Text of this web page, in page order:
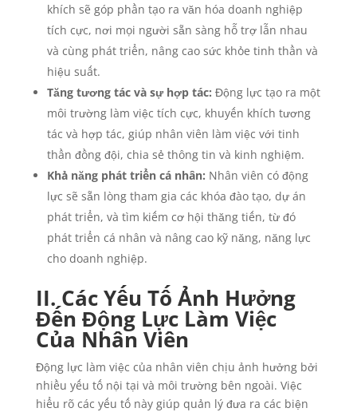
khích sẽ góp phần tạo ra văn hóa doanh nghiệp
tích cực, nơi mọi người sẵn sàng hỗ trợ lẫn nhau
và cùng phát triển, nâng cao sức khỏe tinh thần và
hiệu suất.
Tăng tương tác và sự hợp tác: Động lực tạo ra một
môi trường làm việc tích cực, khuyến khích tương
tác và hợp tác, giúp nhân viên làm việc với tinh
thần đồng đội, chia sẻ thông tin và kinh nghiệm.
Khả năng phát triển cá nhân: Nhân viên có động
lực sẽ sẵn lòng tham gia các khóa đào tạo, dự án
phát triển, và tìm kiếm cơ hội thăng tiến, từ đó
phát triển cá nhân và nâng cao kỹ năng, năng lực
cho doanh nghiệp.
II. Các Yếu Tố Ảnh Hưởng
Đến Động Lực Làm Việc
Của Nhân Viên
Động lực làm việc của nhân viên chịu ảnh hưởng bởi
nhiều yếu tố nội tại và môi trường bên ngoài. Việc
hiểu rõ các yếu tố này giúp quản lý đưa ra các biện